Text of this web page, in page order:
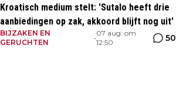
Kroatisch medium stelt: 'Sutalo heeft drie
aanbiedingen op zak, akkoord blijft nog uit'
BIJZAKEN EN
GERUCHTEN
•
07 aug. om
12:50
50